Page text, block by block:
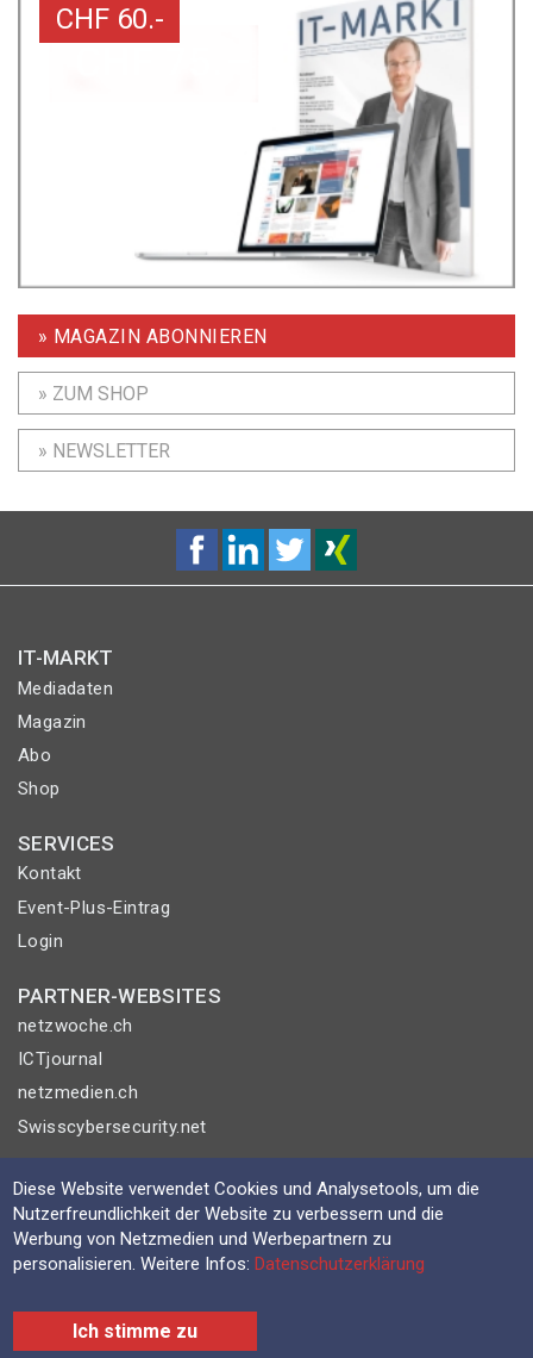
CHF 60.-
» MAGAZIN ABONNIEREN
» ZUM SHOP
» NEWSLETTER
IT-MARKT
Mediadaten
Magazin
Abo
Shop
SERVICES
Kontakt
Event-Plus-Eintrag
Login
PARTNER-WEBSITES
netzwoche.ch
ICTjournal
netzmedien.ch
Swisscybersecurity.net
© NETZMEDIEN AG 2026
Impressum
AGB
Datenschutzerklärung
Diese Website verwendet Cookies und Analysetools, um die
Nutzerfreundlichkeit der Website zu verbessern und die
Werbung von Netzmedien und Werbepartnern zu
personalisieren. Weitere Infos:Datenschutzerklärung
Ich stimme zu